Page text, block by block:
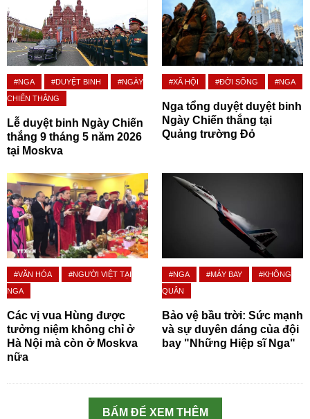
#NGA #DUYỆT BINH
#NGÀY
CHIẾN THẮNG
Lễ duyệt binh Ngày Chiến
thắng 9 tháng 5 năm 2026
tại Moskva
#XÃ HỘI #ĐỜI SỐNG #NGA
Nga tổng duyệt duyệt binh
Ngày Chiến thắng tại
Quảng trường Đỏ
#VĂN HÓA
#NGƯỜI VIỆT TẠI
NGA
Các vị vua Hùng được
tưởng niệm không chỉ ở
Hà Nội mà còn ở Moskva
nữa
#NGA #MÁY BAY
#KHÔNG
QUÂN
Bảo vệ bầu trời: Sức mạnh
và sự duyên dáng của đội
bay "Những Hiệp sĩ Nga"
BẤM ĐỂ XEM THÊM